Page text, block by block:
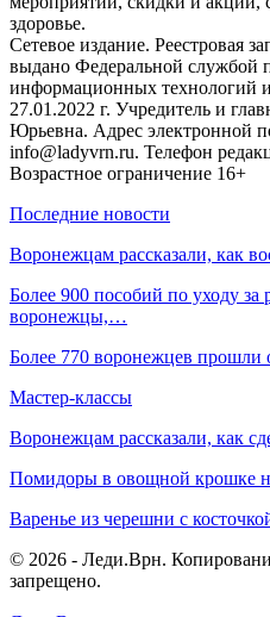
здоровье.
Сетевое издание. Реестровая
выдано Федеральной службой
информационных технологий
27.01.2022 г. Учредитель и
Юрьевна. Адрес электронной
info@ladyvrn.ru. Телефон
Возрастное ограничение 16+
Последние новости
Воронежцам рассказали, как
Более 900 пособий по уходу за
воронежцы,…
Более 770 воронежцев прошли
Мастер-классы
Воронежцам рассказали, как
Помидоры в овощной крошке
Варенье из черешни с
© 2026 - Леди.Врн.
запрещено.